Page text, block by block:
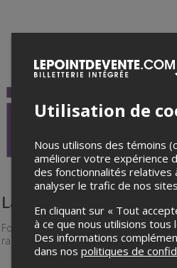
Laser
Fort volume de participants? Utilisez
rapidement les laissez-passer.
Utilisation de
Nous utilisons des témoins
améliorer votre expérience
des fonctionnalités
analyser le trafic de nos
En cliquant sur « Tout
à ce que nous utilisions
Des informations
dans nos politiques de